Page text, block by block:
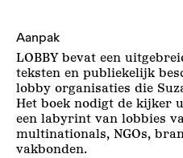
Aanpak
LOBBY bevat een
teksten en publiekelijk
lobby organisaties die
Het boek nodigt de kijker
een labyrint van lobbies
multinationals, NGOs,
vakbonden.